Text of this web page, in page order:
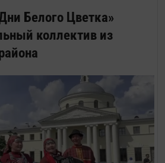
Белого Цветка»
коллектив из